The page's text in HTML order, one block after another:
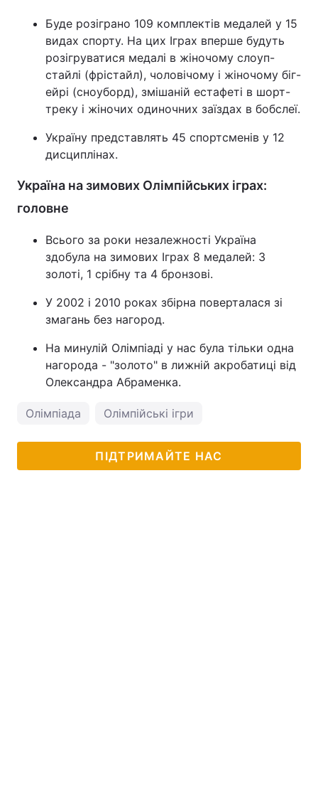
Буде розіграно 109 комплектів медалей у 15
видах спорту. На цих Іграх вперше будуть
розігруватися медалі в жіночому слоуп-
стайлі (фрістайл), чоловічому і жіночому біг-
ейрі (сноуборд), змішаній естафеті в шорт-
треку і жіночих одиночних заїздах в бобслеї.
Україну представлять 45 спортсменів у 12
дисциплінах.
Україна на зимових Олімпійських іграх:
головне
Всього за роки незалежності Україна
здобула на зимових Іграх 8 медалей: 3
золоті, 1 срібну та 4 бронзові.
У 2002 і 2010 роках збірна поверталася зі
змагань без нагород.
На минулій Олімпіаді у нас була тільки одна
нагорода - "золото" в лижній акробатиці від
Олександра Абраменка.
Олімпіада Олімпійські ігри
ПІДТРИМАЙТЕ НАС